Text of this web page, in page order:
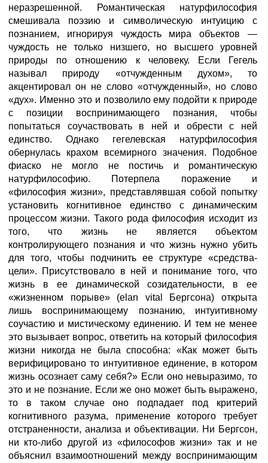
неразрешенной. Романтическая натурфилософия
смешивала поэзию и символическую интуицию с
познанием, игнорируя чуждость мира объектов —
чуждость не только низшего, но высшего уровней
природы по отношению к человеку. Если Гегель
называл природу «отчужденным духом», то
акцентировал он не слово «отчужденный», но слово
«дух». Именно это и позволило ему подойти к природе
с позиции воспринимающего познания, чтобы
попытаться соучаствовать в ней и обрести с ней
единство. Однако гегелевская натурфилософия
обернулась крахом всемирного значения. Подобное
фиаско не могло не постичь и романтическую
натурфилософию. Потерпела поражение и
«философия жизни», представлявшая собой попытку
установить когнитивное единство с динамическим
процессом жизни. Такого рода философия исходит из
того, что жизнь не является объектом
контролирующего познания и что жизнь нужно убить
для того, чтобы подчинить ее структуре «средства-
цели». Присутствовало в ней и понимание того, что
жизнь в ее динамической созидательности, в ее
«жизненном порыве» (elan vital Бергсона) открыта
лишь воспринимающему познанию, интуитивному
соучастию и мистическому единению. И тем не менее
это вызывает вопрос, ответить на который философия
жизни никогда не была способна: «Как может быть
верифицировано то интуитивное единение, в котором
жизнь осознает саму себя?» Если оно невыразимо, то
это и не познание. Если же оно может быть выражено,
то в таком случае оно подпадает под критерий
когнитивного разума, применение которого требует
отстраненности, анализа и объективации. Ни Бергсон,
ни кто-либо другой из «философов жизни» так и не
объяснил взаимоотношений между воспринимающим